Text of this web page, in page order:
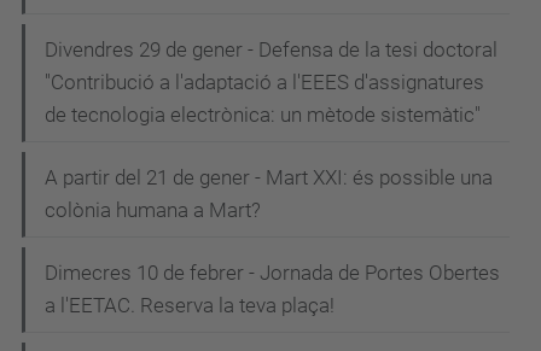
Divendres 29 de gener - Defensa de la tesi doctoral
"Contribució a l'adaptació a l'EEES d'assignatures
de tecnologia electrònica: un mètode sistemàtic"
A partir del 21 de gener - Mart XXI: és possible una
colònia humana a Mart?
Dimecres 10 de febrer - Jornada de Portes Obertes
a l'EETAC. Reserva la teva plaça!